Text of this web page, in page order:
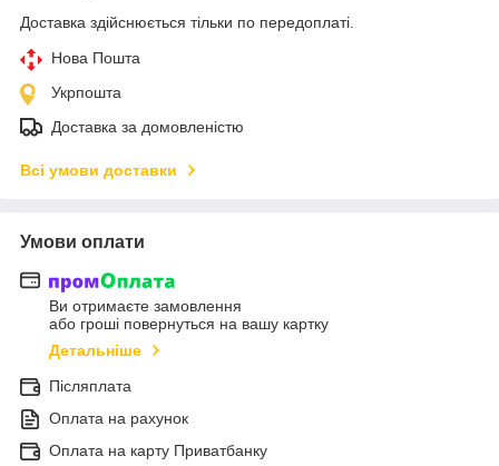
Доставка здійснюється тільки по передоплаті.
Нова Пошта
Укрпошта
Доставка за домовленістю
Всі умови доставки
Умови оплати
Ви отримаєте замовлення
або гроші повернуться на вашу картку
Детальніше
Післяплата
Оплата на рахунок
Оплата на карту Приватбанку